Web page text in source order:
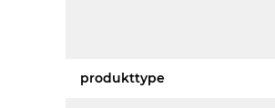
produkttype